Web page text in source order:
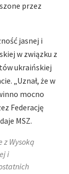
przez
jasnej i
w związku z
ukraińskiej
„Uznał, że w
mocno
Federację
MSZ.
z Wysoką
i